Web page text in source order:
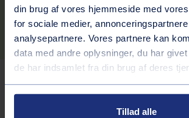
din brug af vores hjemmeside med
for sociale medier,
analysepartnere. Vores partnere kan
data med andre oplysninger, du har
de har indsamlet fra din brug af deres
Tillad alle
Telefonnummer
30996798
Tjenester på stationen